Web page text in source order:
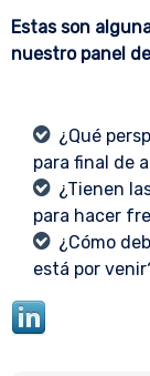
Estas son
nuestro panel
¿Qué
para final de
¿Tienen
para hacer
¿Cómo
está por